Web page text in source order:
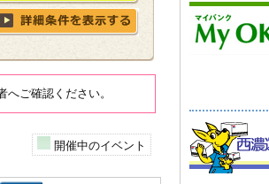
ご確認ください。
開催中のイベント